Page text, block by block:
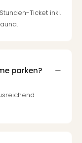
Ticket inkl.
parken?